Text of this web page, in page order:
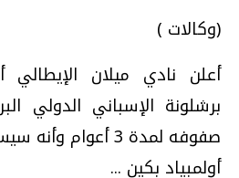
(وكالات )
أعلن نادي ميلان
برشلونة الإسباني الدولي
صفوفه لمدة 3
أولمبياد بكين ...